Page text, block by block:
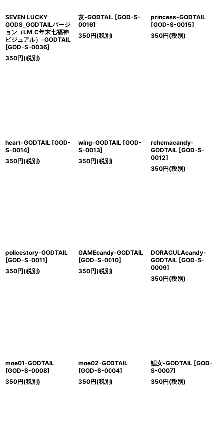
SEVEN LUCKY
GODS_GODTAILバージ
ョン（LM.C年末七福神
ビジュアル）-GODTAIL
[GOD-S-0036]
350円(税別)
亥-GODTAIL [GOD-S-
0016]
350円(税別)
princess-GODTAIL
[GOD-S-0015]
350円(税別)
heart-GODTAIL [GOD-
S-0014]
350円(税別)
wing-GODTAIL [GOD-
S-0013]
350円(税別)
rehemacandy-
GODTAIL [GOD-S-
0012]
350円(税別)
policestory-GODTAIL
[GOD-S-0011]
350円(税別)
GAMEcandy-GODTAIL
[GOD-S-0010]
350円(税別)
DORACULAcandy-
GODTAIL [GOD-S-
0009]
350円(税別)
moe01-GODTAIL
[GOD-S-0008]
350円(税別)
moe02-GODTAIL
[GOD-S-0004]
350円(税別)
鯉女-GODTAIL [GOD-
S-0007]
350円(税別)